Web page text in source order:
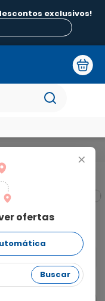
exclusivos!
+
ofertas
Buscar